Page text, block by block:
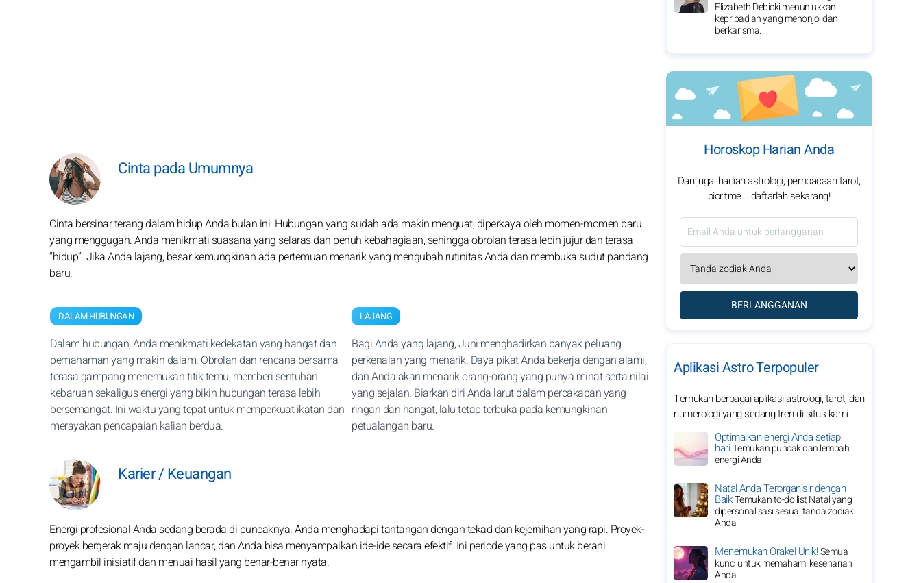
Cinta pada Umumnya
Cinta bersinar terang dalam hidup Anda bulan ini. Hubungan yang sudah ada makin menguat, diperkaya oleh momen-momen baru
yang menggugah. Anda menikmati suasana yang selaras dan penuh kebahagiaan, sehingga obrolan terasa lebih jujur dan terasa
“hidup”. Jika Anda lajang, besar kemungkinan ada pertemuan menarik yang mengubah rutinitas Anda dan membuka sudut pandang
baru.
DALAM HUBUNGAN
Dalam hubungan, Anda menikmati kedekatan yang hangat dan
pemahaman yang makin dalam. Obrolan dan rencana bersama
terasa gampang menemukan titik temu, memberi sentuhan
kebaruan sekaligus energi yang bikin hubungan terasa lebih
bersemangat. Ini waktu yang tepat untuk memperkuat ikatan dan
merayakan pencapaian kalian berdua.
LAJANG
Bagi Anda yang lajang, Juni menghadirkan banyak peluang
perkenalan yang menarik. Daya pikat Anda bekerja dengan alami,
dan Anda akan menarik orang-orang yang punya minat serta nilai
yang sejalan. Biarkan diri Anda larut dalam percakapan yang
ringan dan hangat, lalu tetap terbuka pada kemungkinan
petualangan baru.
Karier / Keuangan
Energi profesional Anda sedang berada di puncaknya. Anda menghadapi tantangan dengan tekad dan kejernihan yang rapi. Proyek-
proyek bergerak maju dengan lancar, dan Anda bisa menyampaikan ide-ide secara efektif. Ini periode yang pas untuk berani
mengambil inisiatif dan menuai hasil yang benar-benar nyata.
Elizabeth Debicki menunjukkan
kepribadian yang menonjol dan
berkarisma.
Horoskop Harian Anda
Dan juga: hadiah astrologi, pembacaan tarot,
bioritme... daftarlah sekarang!
BERLANGGANAN
Aplikasi Astro Terpopuler
Temukan berbagai aplikasi astrologi, tarot, dan
numerologi yang sedang tren di situs kami:
Optimalkan energi Anda setiap
hariTemukan puncak dan lembah
energi Anda
Natal Anda Terorganisir dengan
BaikTemukan to-do list Natal yang
dipersonalisasi sesuai tanda zodiak
Anda.
Menemukan Orakel Unik!Semua
kunci untuk memahami keseharian
Anda